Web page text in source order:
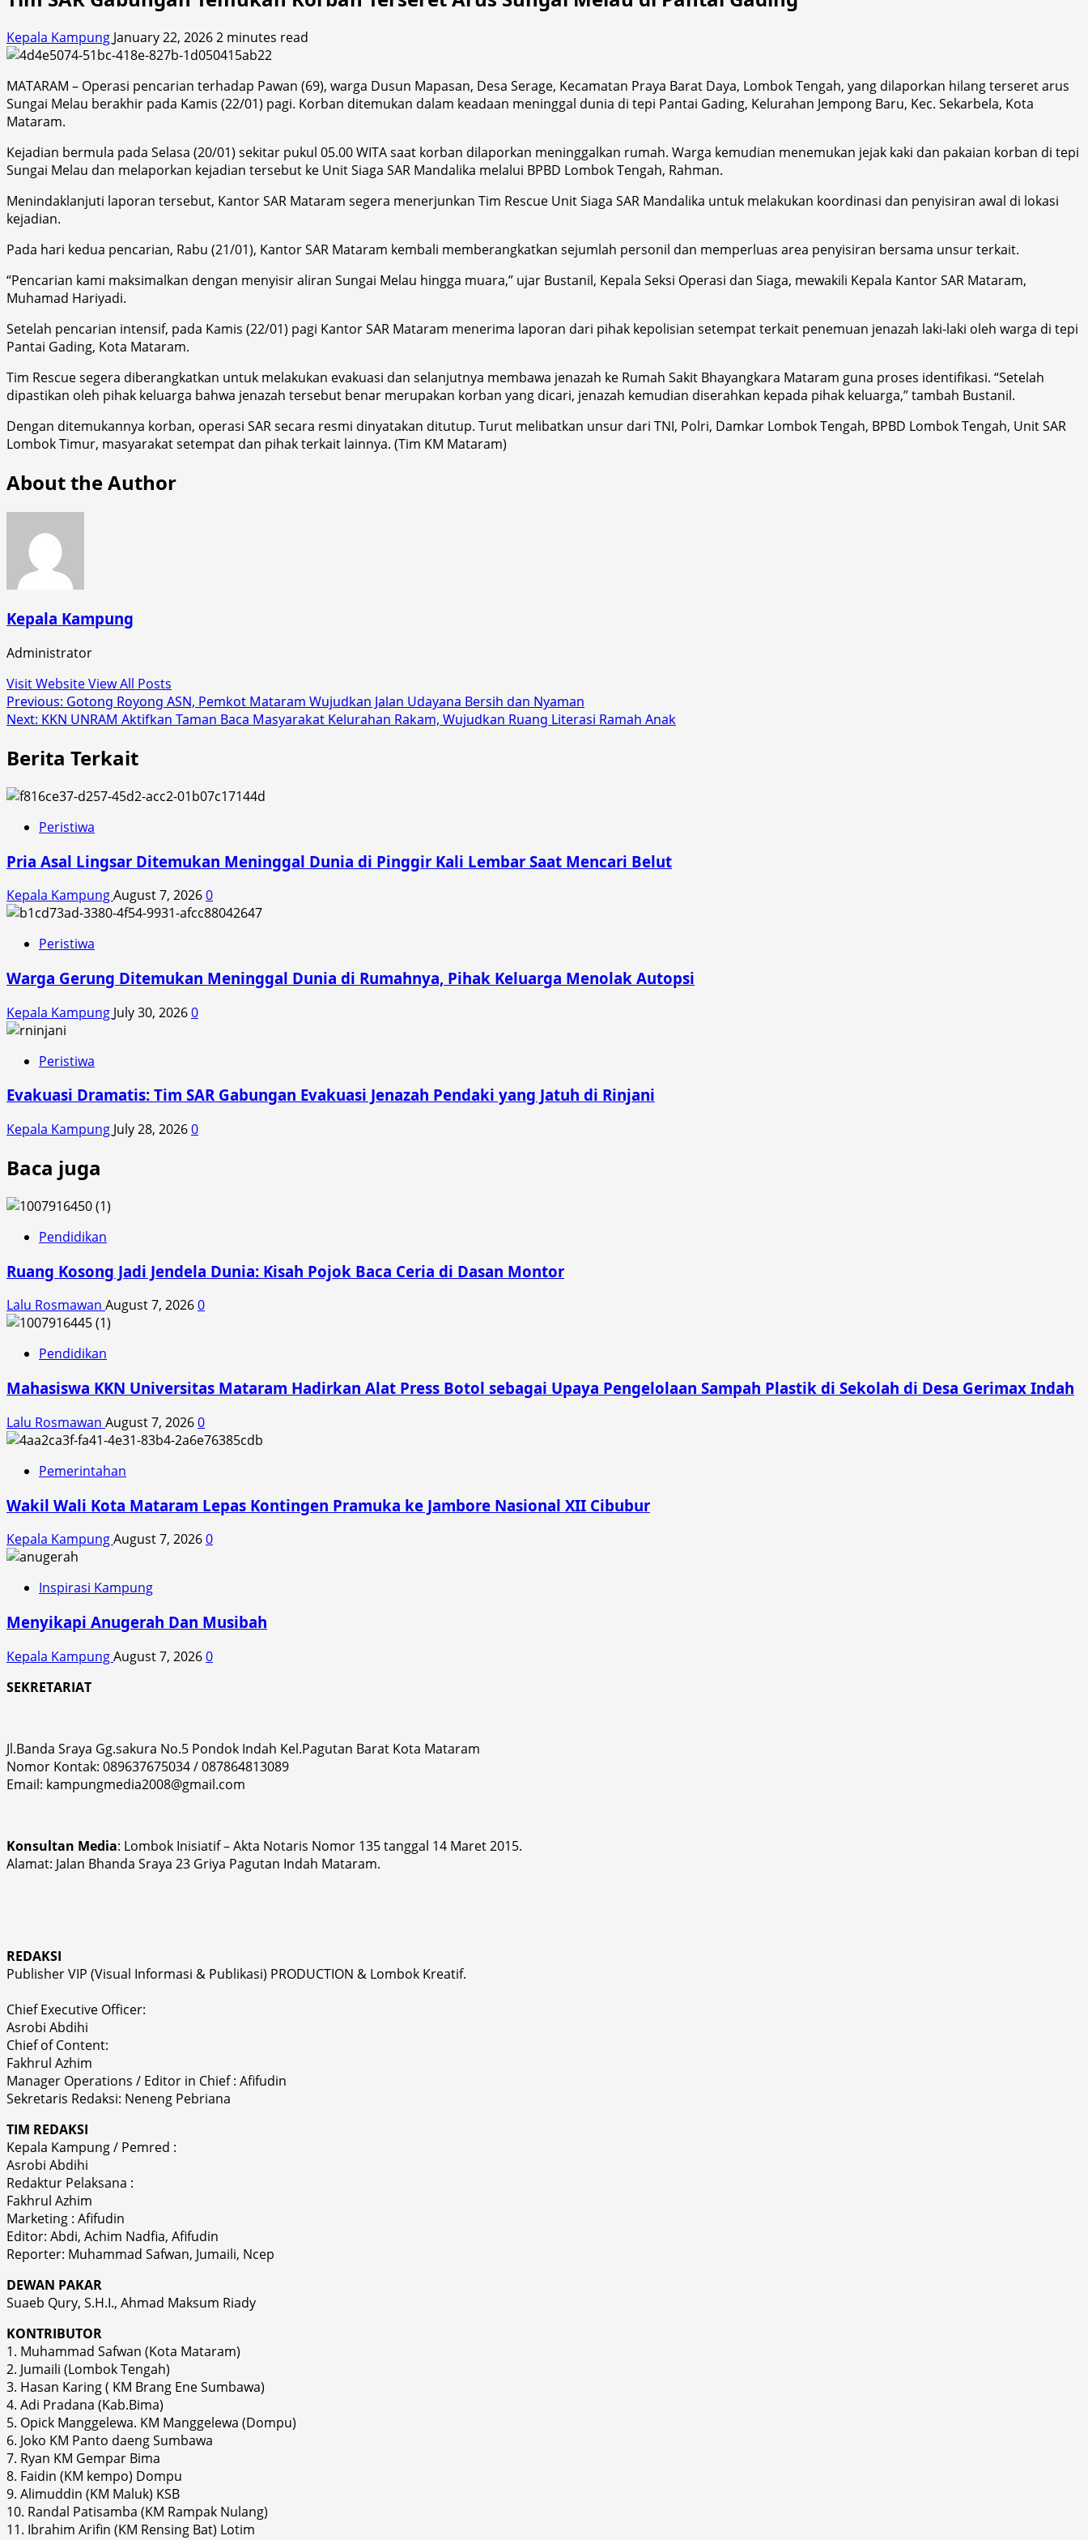
Kepala Kampung January 22, 20262 minutes read
MATARAM – Operasi pencarian terhadap Pawan (69), warga Dusun Mapasan, Desa Serage, Kecamatan Praya Barat Daya, Lombok Tengah, yang dilaporkan hilang terseret arus
Sungai Melau berakhir pada Kamis (22/01) pagi. Korban ditemukan dalam keadaan meninggal dunia di tepi Pantai Gading, Kelurahan Jempong Baru, Kec. Sekarbela, Kota
Mataram.
Kejadian bermula pada Selasa (20/01) sekitar pukul 05.00 WITA saat korban dilaporkan meninggalkan rumah. Warga kemudian menemukan jejak kaki dan pakaian korban di tepi
Sungai Melau dan melaporkan kejadian tersebut ke Unit Siaga SAR Mandalika melalui BPBD Lombok Tengah, Rahman.
Menindaklanjuti laporan tersebut, Kantor SAR Mataram segera menerjunkan Tim Rescue Unit Siaga SAR Mandalika untuk melakukan koordinasi dan penyisiran awal di lokasi
kejadian.
Pada hari kedua pencarian, Rabu (21/01), Kantor SAR Mataram kembali memberangkatkan sejumlah personil dan memperluas area penyisiran bersama unsur terkait.
“Pencarian kami maksimalkan dengan menyisir aliran Sungai Melau hingga muara,” ujar Bustanil, Kepala Seksi Operasi dan Siaga, mewakili Kepala Kantor SAR Mataram,
Muhamad Hariyadi.
Setelah pencarian intensif, pada Kamis (22/01) pagi Kantor SAR Mataram menerima laporan dari pihak kepolisian setempat terkait penemuan jenazah laki-laki oleh warga di tepi
Pantai Gading, Kota Mataram.
Tim Rescue segera diberangkatkan untuk melakukan evakuasi dan selanjutnya membawa jenazah ke Rumah Sakit Bhayangkara Mataram guna proses identifikasi. “Setelah
dipastikan oleh pihak keluarga bahwa jenazah tersebut benar merupakan korban yang dicari, jenazah kemudian diserahkan kepada pihak keluarga,” tambah Bustanil.
Dengan ditemukannya korban, operasi SAR secara resmi dinyatakan ditutup. Turut melibatkan unsur dari TNI, Polri, Damkar Lombok Tengah, BPBD Lombok Tengah, Unit SAR
Lombok Timur, masyarakat setempat dan pihak terkait lainnya. (Tim KM Mataram)
About the Author
Kepala Kampung
Administrator
Visit WebsiteView All Posts
Post
navigation
Previous: Gotong Royong ASN, Pemkot Mataram Wujudkan Jalan Udayana Bersih dan Nyaman
Next: KKN UNRAM Aktifkan Taman Baca Masyarakat Kelurahan Rakam, Wujudkan Ruang Literasi Ramah Anak
Berita Terkait
Peristiwa
Pria Asal Lingsar Ditemukan Meninggal Dunia di Pinggir Kali Lembar Saat Mencari Belut
Kepala KampungAugust 7, 20260
Peristiwa
Warga Gerung Ditemukan Meninggal Dunia di Rumahnya, Pihak Keluarga Menolak Autopsi
Kepala Kampung July 30, 20260
Peristiwa
Evakuasi Dramatis: Tim SAR Gabungan Evakuasi Jenazah Pendaki yang Jatuh di Rinjani
Kepala Kampung July 28, 20260
Baca juga
Pendidikan
Ruang Kosong Jadi Jendela Dunia: Kisah Pojok Baca Ceria di Dasan Montor
Lalu Rosmawan August 7, 20260
Pendidikan
Mahasiswa KKN Universitas Mataram Hadirkan Alat Press Botol sebagai Upaya Pengelolaan Sampah Plastik di Sekolah di Desa Gerimax Indah
Lalu Rosmawan August 7, 20260
Pemerintahan
Wakil Wali Kota Mataram Lepas Kontingen Pramuka ke Jambore Nasional XII Cibubur
Kepala KampungAugust 7, 20260
Inspirasi Kampung
Menyikapi Anugerah Dan Musibah
Kepala KampungAugust 7, 20260
SEKRETARIAT
Jl.Banda Sraya Gg.sakura No.5 Pondok Indah Kel.Pagutan Barat Kota Mataram
Nomor Kontak: 089637675034 / 087864813089
Email: kampungmedia2008@gmail.com
Konsultan Media: Lombok Inisiatif – Akta Notaris Nomor 135 tanggal 14 Maret 2015.
Alamat: Jalan Bhanda Sraya 23 Griya Pagutan Indah Mataram.
REDAKSI
Publisher VIP (Visual Informasi & Publikasi) PRODUCTION & Lombok Kreatif.
Chief Executive Officer:
Asrobi Abdihi
Chief of Content:
Fakhrul Azhim
Manager Operations / Editor in Chief : Afifudin
Sekretaris Redaksi: Neneng Pebriana
TIM REDAKSI
Kepala Kampung / Pemred :
Asrobi Abdihi
Redaktur Pelaksana :
Fakhrul Azhim
Marketing : Afifudin
Editor: Abdi, Achim Nadfia, Afifudin
Reporter: Muhammad Safwan, Jumaili, Ncep
DEWAN PAKAR
Suaeb Qury, S.H.I., Ahmad Maksum Riady
KONTRIBUTOR
1. Muhammad Safwan (Kota Mataram)
2. Jumaili (Lombok Tengah)
3. Hasan Karing ( KM Brang Ene Sumbawa)
4. Adi Pradana (Kab.Bima)
5. Opick Manggelewa. KM Manggelewa (Dompu)
6. Joko KM Panto daeng Sumbawa
7. Ryan KM Gempar Bima
8. Faidin (KM kempo) Dompu
9. Alimuddin (KM Maluk) KSB
10. Randal Patisamba (KM Rampak Nulang)
11. Ibrahim Arifin (KM Rensing Bat) Lotim